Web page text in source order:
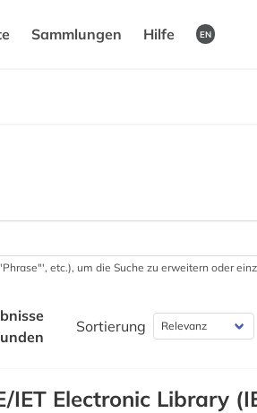
Sammlungen Hilfe EN
etc.), um die Suche zu erweitern oder
Sortierung
IET Electronic Library